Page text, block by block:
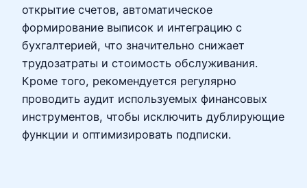
открытие счетов, автоматическое
формирование выписок и интеграцию с
бухгалтерией, что значительно снижает
трудозатраты и стоимость обслуживания.
Кроме того, рекомендуется регулярно
проводить аудит используемых финансовых
инструментов, чтобы исключить дублирующие
функции и оптимизировать подписки.